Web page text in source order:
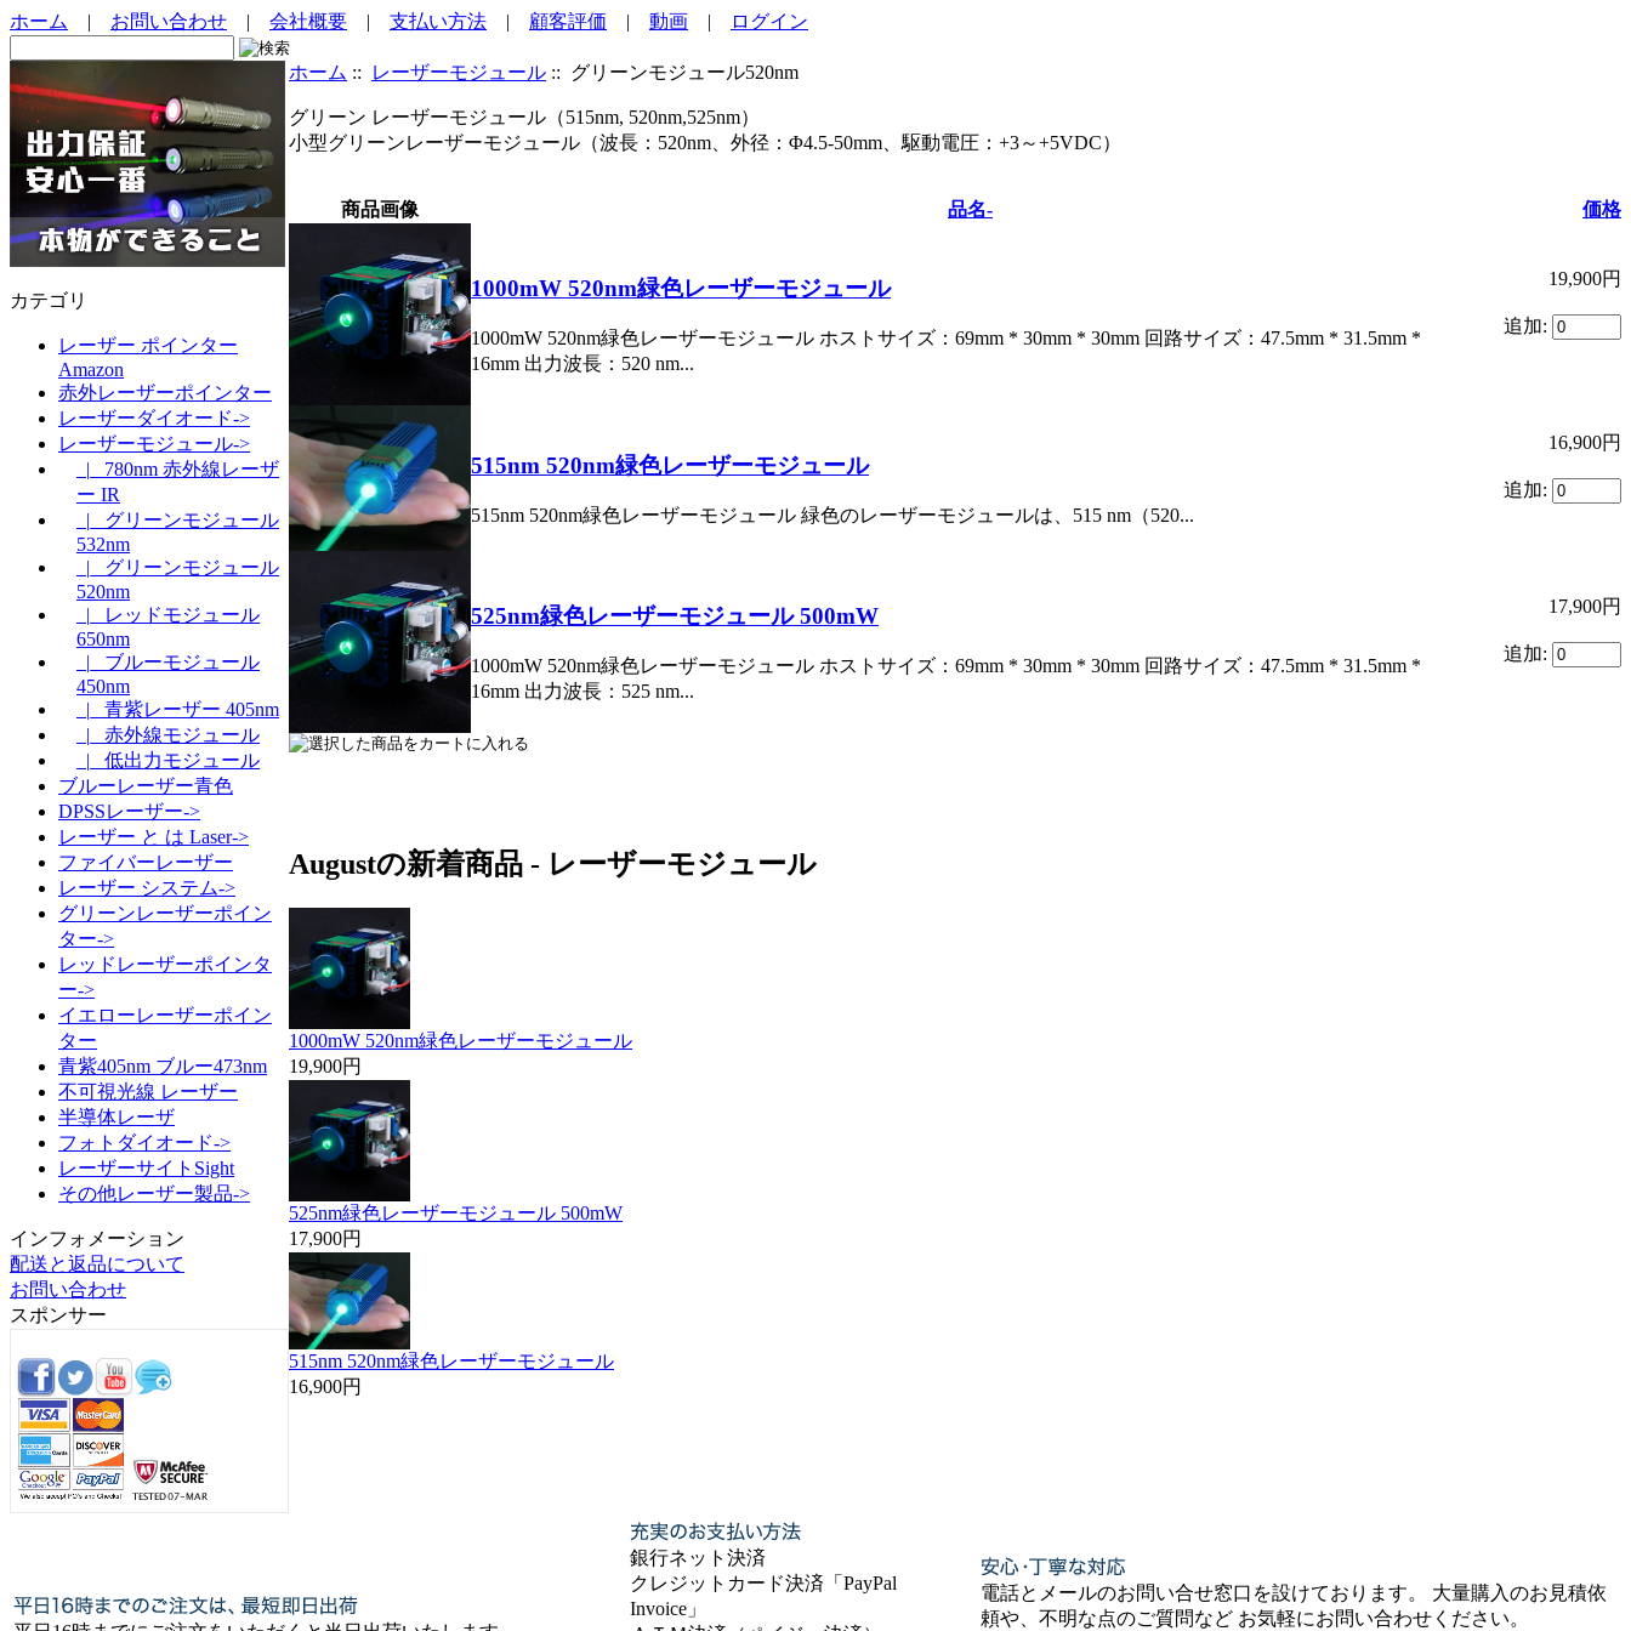
ホーム | お問い合わせ | 会社概要 | 支払い方法 | 顧客評価 | 動画 | ログイン
カテゴリ
レーザー ポインター
Amazon
赤外レーザーポインター
レーザーダイオード->
レーザーモジュール->
|_ 780nm 赤外線レーザ
ー IR
|_ グリーンモジュール
532nm
|_ グリーンモジュール
520nm
|_ レッドモジュール
650nm
|_ ブルーモジュール
450nm
|_ 青紫レーザー 405nm
|_ 赤外線モジュール
|_ 低出力モジュール
ブルーレーザー青色
DPSSレーザー->
レーザー と は Laser->
ファイバーレーザー
レーザー システム->
グリーンレーザーポイン
ター->
レッドレーザーポインタ
ー->
イエローレーザーポイン
ター
青紫405nm ブルー473nm
不可視光線 レーザー
半導体レーザ
フォトダイオード->
レーザーサイトSight
その他レーザー製品->
インフォメーション
配送と返品について
お問い合わせ
スポンサー
ホーム :: レーザーモジュール :: グリーンモジュール520nm
グリーン レーザーモジュール（515nm, 520nm,525nm）
小型グリーンレーザーモジュール（波長：520nm、外径：Φ4.5-50mm、駆動電圧：+3～+5VDC）
商品画像 品名- 価格
1000mW 520nm緑色レーザーモジュール
1000mW 520nm緑色レーザーモジュール ホストサイズ：69mm * 30mm * 30mm 回路サイズ：47.5mm * 31.5mm *
16mm 出力波長：520 nm...
19,900円
追加:
515nm 520nm緑色レーザーモジュール
515nm 520nm緑色レーザーモジュール 緑色のレーザーモジュールは、515 nm（520...
16,900円
追加:
525nm緑色レーザーモジュール 500mW
1000mW 520nm緑色レーザーモジュール ホストサイズ：69mm * 30mm * 30mm 回路サイズ：47.5mm * 31.5mm *
16mm 出力波長：525 nm...
17,900円
追加:
Augustの新着商品 - レーザーモジュール
1000mW 520nm緑色レーザーモジュール
19,900円
525nm緑色レーザーモジュール 500mW
17,900円
515nm 520nm緑色レーザーモジュール
16,900円
銀行ネット決済
クレジットカード決済「PayPal
Invoice」
電話とメールのお問い合せ窓口を設けております。 大量購入のお見積依
頼や、不明な点のご質問など お気軽にお問い合わせください。